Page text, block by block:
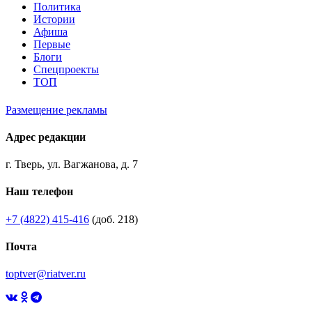
Политика
Истории
Афиша
Первые
Блоги
Спецпроекты
ТОП
Размещение рекламы
Адрес редакции
г. Тверь, ул. Вагжанова, д. 7
Наш телефон
+7 (4822) 415-416 (доб. 218)
Почта
toptver@riatver.ru